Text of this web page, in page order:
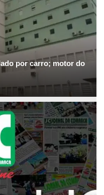
por carro; motor do